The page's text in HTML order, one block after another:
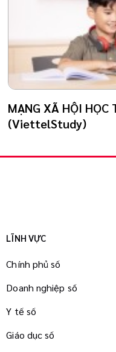
MẠNG XÃ HỘI HỌC
(ViettelStudy)
LĨNH VỰC
Chính phủ số
Doanh nghiệp số
Y tế số
Giáo dục số